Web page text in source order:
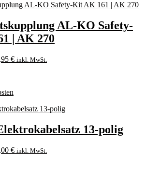
sortiert
AL-KO Safety-
| AK 270
€ inkl. MwSt.
13-polig
€ inkl. MwSt.